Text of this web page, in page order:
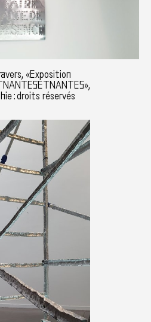
«Exposition
: droits réservés